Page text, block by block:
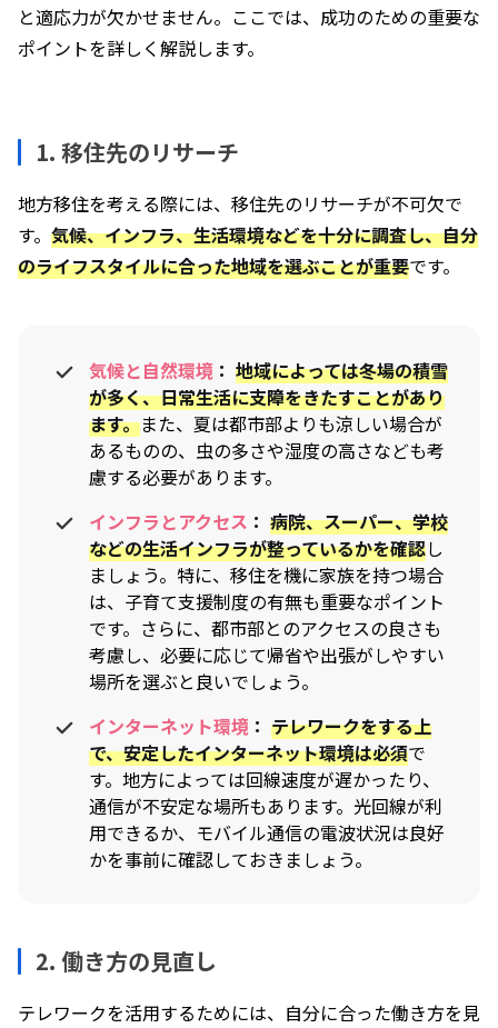
と適応力が欠かせません。ここでは、成功のための重要な
ポイントを詳しく解説します。
1. 移住先のリサーチ
地方移住を考える際には、移住先のリサーチが不可欠で
す。 気候、インフラ、生活環境などを十分に調査し、自分
のライフスタイルに合った地域を選ぶことが重要です。
気候と自然環境 ： 地域によっては冬場の積雪
が多く、日常生活に支障をきたすことがあり
ます。また、夏は都市部よりも涼しい場合が
あるものの、虫の多さや湿度の高さなども考
慮する必要があります。
インフラとアクセス ： 病院、スーパー、学校
などの生活インフラが整っているかを確認し
ましょう。特に、移住を機に家族を持つ場合
は、子育て支援制度の有無も重要なポイント
です。さらに、都市部とのアクセスの良さも
考慮し、必要に応じて帰省や出張がしやすい
場所を選ぶと良いでしょう。
インターネット環境 ： テレワークをする上
で、安定したインターネット環境は必須で
す。地方によっては回線速度が遅かったり、
通信が不安定な場所もあります。光回線が利
用できるか、モバイル通信の電波状況は良好
かを事前に確認しておきましょう。
2. 働き方の見直し
テレワークを活用するためには、自分に合った働き方を見